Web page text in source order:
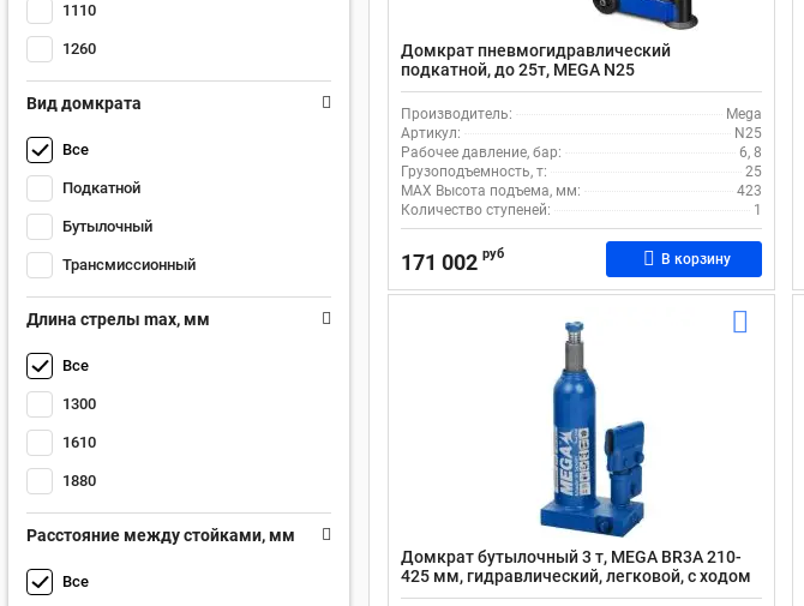
1110
1260
Вид домкрата
Все
Подкатной
Бутылочный
Трансмиссионный
Длина стрелы max, мм
Все
1300
1610
1880
Расстояние между стойками, мм
Все
Домкрат пневмогидравлический
подкатной, до 25т, MEGA N25
Производитель:
Mega
Артикул:
N25
Рабочее давление, бар:
6, 8
Грузоподъемность, т:
25
MAX Высота подъема, мм:
423
Количество ступеней:
1
171 002 руб В корзину
Домкрат бутылочный 3 т, MEGA BR3A 210-
425 мм, гидравлический, легковой, с ходом
штока 215 мм